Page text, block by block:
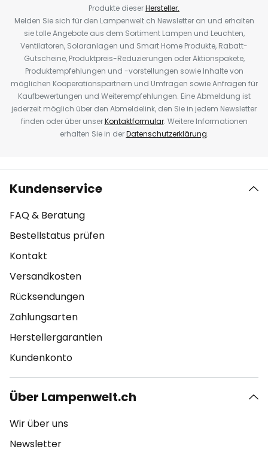
Produkte dieserHersteller.
Melden Sie sich für den Lampenwelt.ch Newsletter an und erhalten
sie tolle Angebote aus dem Sortiment Lampen und Leuchten,
Ventilatoren, Solaranlagen und Smart Home Produkte, Rabatt-
Gutscheine, Produktpreis-Reduzierungen oder Aktionspakete,
Produktempfehlungen und -vorstellungen sowie Inhalte von
möglichen Kooperationspartnern und Umfragen sowie Anfragen für
Kaufbewertungen und Weiterempfehlungen. Eine Abmeldung ist
jederzeit möglich über den Abmeldelink, den Sie in jedem Newsletter
finden oder über unserKontaktformular. Weitere Informationen
erhalten Sie in derDatenschutzerklärung.
Kundenservice
FAQ & Beratung
Bestellstatus prüfen
Kontakt
Versandkosten
Rücksendungen
Zahlungsarten
Herstellergarantien
Kundenkonto
Über Lampenwelt.ch
Wir über uns
Newsletter